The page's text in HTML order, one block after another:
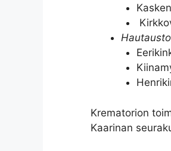
Krematorion
Kaarinan